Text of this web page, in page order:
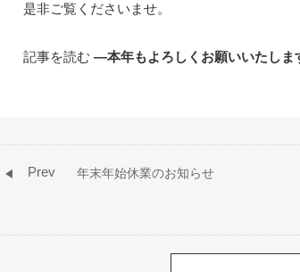
是非ご覧くださいませ。
記事を読む ―本年もよろしくお願いいたし
年末年始休業のお知らせ
Prev